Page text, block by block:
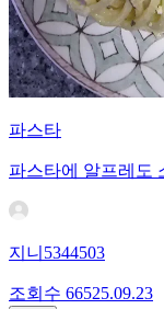
파스타
파스타에 알프레도
지니5344503
조회수 66525.09.23